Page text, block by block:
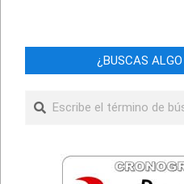
¿BUSCAS
Buscar